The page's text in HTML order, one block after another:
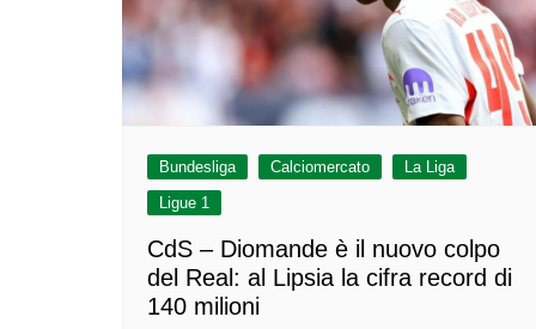
Bundesliga Calciomercato
La Liga
Ligue 1
CdS – Diomande è il nuovo colpo
del Real: al Lipsia la cifra record di
140 milioni